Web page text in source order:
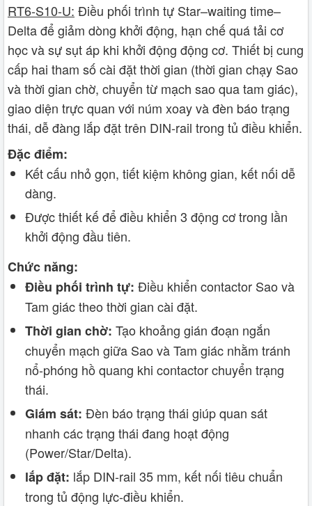
RT6-S10-U: Điều phối trình tự Star–waiting time–
Delta để giảm dòng khởi động, hạn chế quá tải cơ
học và sự sụt áp khi khởi động động cơ. Thiết bị cung
cấp hai tham số cài đặt thời gian (thời gian chạy Sao
và thời gian chờ, chuyển từ mạch sao qua tam giác),
giao diện trực quan với núm xoay và đèn báo trạng
thái, dễ đàng lắp đặt trên DIN‑rail trong tủ điều khiển.
Đặc điểm:
Kết cấu nhỏ gọn, tiết kiệm không gian, kết nối dễ
dàng.
Được thiết kế để điều khiển 3 động cơ trong lần
khởi động đầu tiên.
Chức năng:
Điều phối trình tự: Điều khiển contactor Sao và
Tam giác theo thời gian cài đặt.
Thời gian chờ: Tạo khoảng gián đoạn ngắn
chuyển mạch giữa Sao và Tam giác nhằm tránh
nổ-phóng hồ quang khi contactor chuyển trạng
thái.
Giám sát: Đèn báo trạng thái giúp quan sát
nhanh các trạng thái đang hoạt động
(Power/Star/Delta).
lắp đặt: lắp DIN‑rail 35 mm, kết nối tiêu chuẩn
trong tủ động lực-điều khiển.